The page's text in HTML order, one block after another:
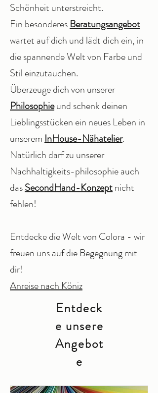
Schönheit unterstreicht.
Ein besonderesBeratungsangebot
wartet auf dich und lädt dich ein, in
die spannende Welt von Farbe und
Stil einzutauchen.
Überzeuge dich von unserer
Philosophieund schenk deinen
Lieblingsstücken ein neues Leben in
unseremInHouse-Nähatelier.
Natürlich darf zu unserer
Nachhaltigkeits-philosophie auch
dasSecondHand-Konzeptnicht
fehlen!
Entdecke die Welt von Colora - wir
freuen uns auf die Begegnung mit
dir!
Anreise nach Köniz
Entdeck
e unsere
Angebot
e